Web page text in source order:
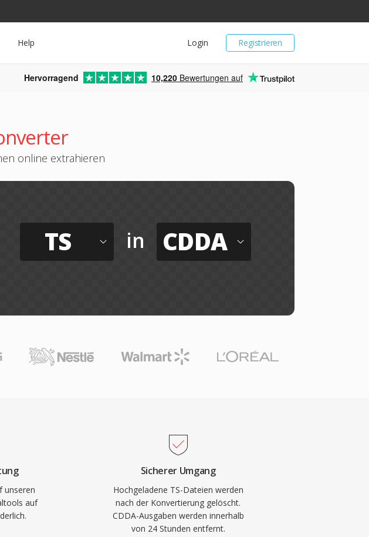
Registrieren
Login
Help
Hervorragend 10,220 Bewertungen auf
online extrahieren
TS in CDDA
unseren
auf
Sicherer Umgang
Hochgeladene TS-Dateien werden
nach der Konvertierung gelöscht.
CDDA-Ausgaben werden innerhalb
von 24 Stunden entfernt.